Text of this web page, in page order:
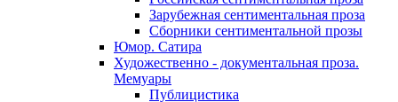
Зарубежная сентиментальная проза
Сборники сентиментальной прозы
Юмор. Сатира
Художественно - документальная проза.
Мемуары
Публицистика